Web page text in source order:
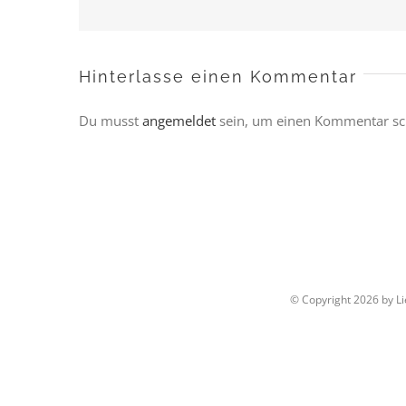
Hinterlasse einen Kommentar
Du musst angemeldet sein, um einen Kommentar
© Copyright2026 by